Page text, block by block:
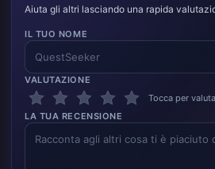
Aiuta gli altri lasciando una rapida
IL TUO NOME
VALUTAZIONE
Tocca per
LA TUA RECENSIONE